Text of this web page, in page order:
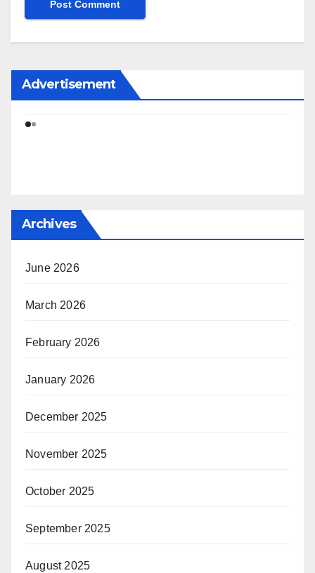
Advertisement
Archives
June 2026
March 2026
February 2026
January 2026
December 2025
November 2025
October 2025
September 2025
August 2025